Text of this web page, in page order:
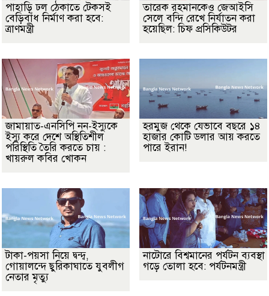
পাহাড়ি ঢল ঠেকাতে টেকসই
বেড়িবাঁধ নির্মাণ করা হবে:
ত্রাণমন্ত্রী
তারেক রহমানকেও জেআইসি
সেলে বন্দি রেখে নির্যাতন করা
হয়েছিল: চিফ প্রসিকিউটর
জামায়াত-এনসিপি নন-ইস্যুকে
ইস্যু করে দেশে অস্থিতিশীল
পরিস্থিতি তৈরি করতে চায় :
খায়রুল কবির খোকন
হরমুজ থেকে যেভাবে বছরে ১৪
হাজার কোটি ডলার আয় করতে
পারে ইরান!
টাকা-পয়সা নিয়ে দ্বন্দ্ব,
গোয়ালন্দে ছুরিকাঘাতে যুবলীগ
নেতার মৃত্যু
নাটোরে বিশ্বমানের পর্যটন ব্যবস্থা
গড়ে তোলা হবে: পর্যটনমন্ত্রী